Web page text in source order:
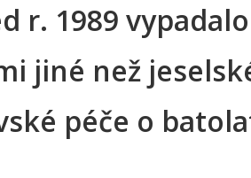
r. 1989
jiné než
péče o